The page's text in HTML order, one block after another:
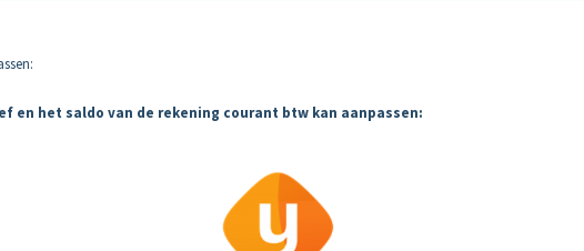
en het saldo van de rekening courant btw kan aanpassen: